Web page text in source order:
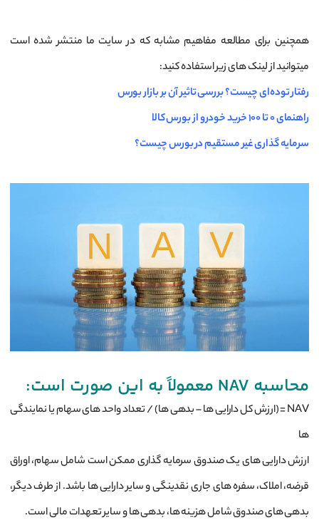
همچنین برای مطالعه مفاهیم مشابه که در سایت ما منتشر شده است
میتوانید از لینک های زیر استفاده کنید:
رفتار توده‌ای چیست؟ بررسی تاثیر آن بر بازار بورس
راهنمای 0 تا 100 خرید خودرو از بورس کالا
سرمایه گذاری غیر مستقیم در بورس چیست؟
محاسبه NAV معمولاً به این صورت است:
NAV = (ارزش کل دارایی ‌ها – بدهی‌ ها) / تعداد واحد های سهام یا نمایندگی‌
ها
ارزش دارایی‌ های یک صندوق سرمایه‌ گذاری ممکن است شامل سهام، اوراق
قرضه، املاک، سفره‌ های جاری نقدینگی و سایر دارایی‌ ها باشد. از طرف دیگر،
بدهی‌ های صندوق شامل هزینه ‌ها، بدهی ‌ها و سایر تعهدات مالی است.